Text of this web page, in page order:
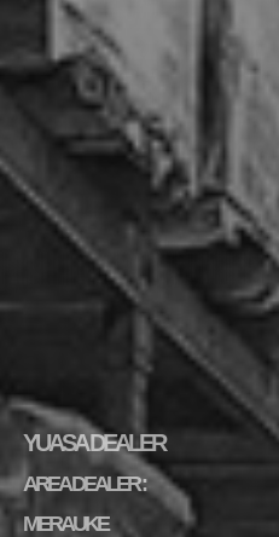
YUASA DEALER
AREA DEALER :
MERAUKE